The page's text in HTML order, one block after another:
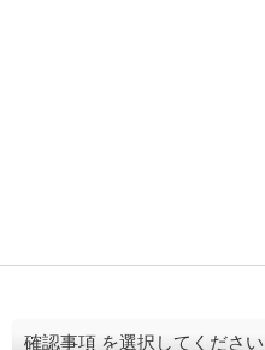
確認事項 を選択してください